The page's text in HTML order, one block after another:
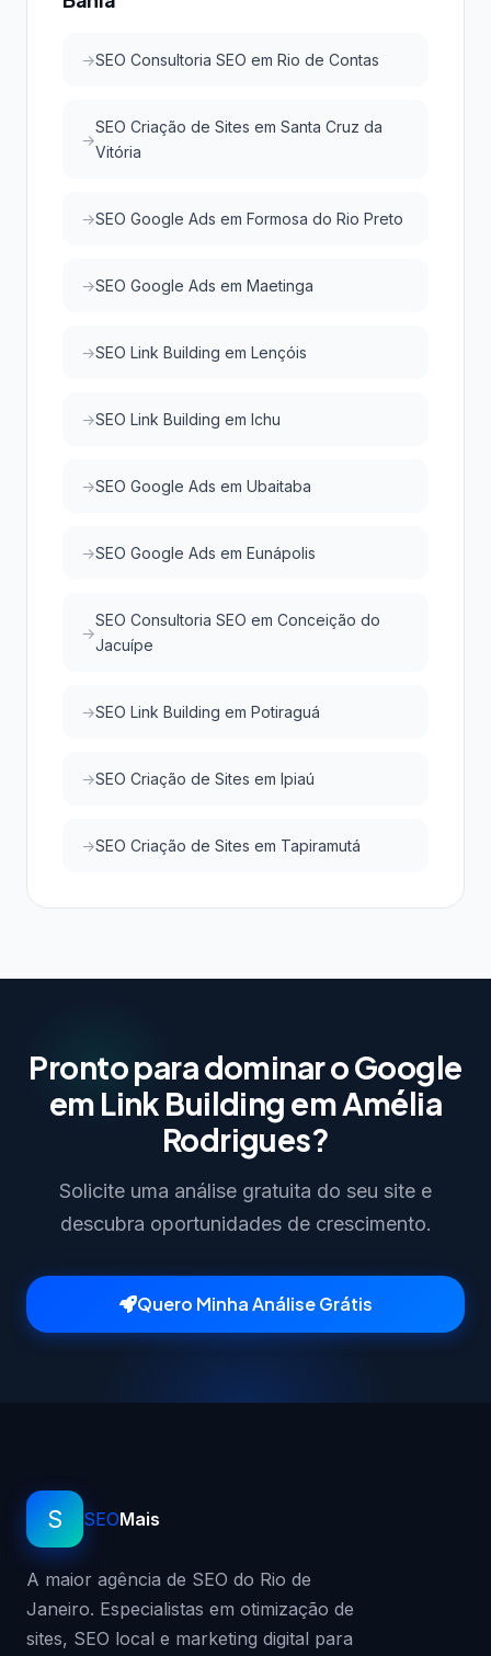
SEO Consultoria SEO em Rio de Contas
SEO Criação de Sites em Santa Cruz da
Vitória
SEO Google Ads em Formosa do Rio Preto
SEO Google Ads em Maetinga
SEO Link Building em Lençóis
SEO Link Building em Ichu
SEO Google Ads em Ubaitaba
SEO Google Ads em Eunápolis
SEO Consultoria SEO em Conceição do
Jacuípe
SEO Link Building em Potiraguá
SEO Criação de Sites em Ipiaú
SEO Criação de Sites em Tapiramutá
Pronto para dominar o Google
em Link Building em Amélia
Rodrigues?
Solicite uma análise gratuita do seu site e
descubra oportunidades de crescimento.
Quero Minha Análise Grátis
S SEOMais
A maior agência de SEO do Rio de
Janeiro. Especialistas em otimização de
sites, SEO local e marketing digital para